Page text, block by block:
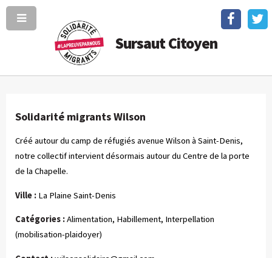
Sursaut Citoyen
Solidarité migrants Wilson
Créé autour du camp de réfugiés avenue Wilson à Saint-Denis,
notre collectif intervient désormais autour du Centre de la porte
de la Chapelle.
Ville : La Plaine Saint-Denis
Catégories :Alimentation, Habillement, Interpellation
(mobilisation-plaidoyer)